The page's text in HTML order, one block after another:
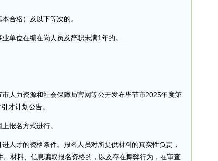
合格）及以下等次的。
单位在编在岗人员及辞职未满1年的。
人力资源和社会保障局官网等公开发布毕节市2025年度第
才计划公告。
报名方式进行。
人才的资格条件。报名人员对所提供材料的真实性负责，
材料、信息骗取报名资格的，以及存在舞弊行为，在审查